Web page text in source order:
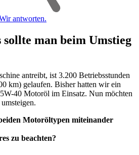
antworten.
sollte man beim Umstieg
antreibt, ist 3.200 Betriebsstunden
km) gelaufen. Bisher hatten wir ein
40 Motoröl im Einsatz. Nun möchten
Motoröltypen miteinander
zu beachten?